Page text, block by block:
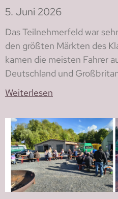
5. Juni 2026
Das Teilnehmerfeld war
den größten Märkten des
kamen die meisten Fahrer
Deutschland und
Weiterlesen